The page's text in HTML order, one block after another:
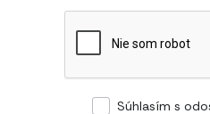
Súhlasím s